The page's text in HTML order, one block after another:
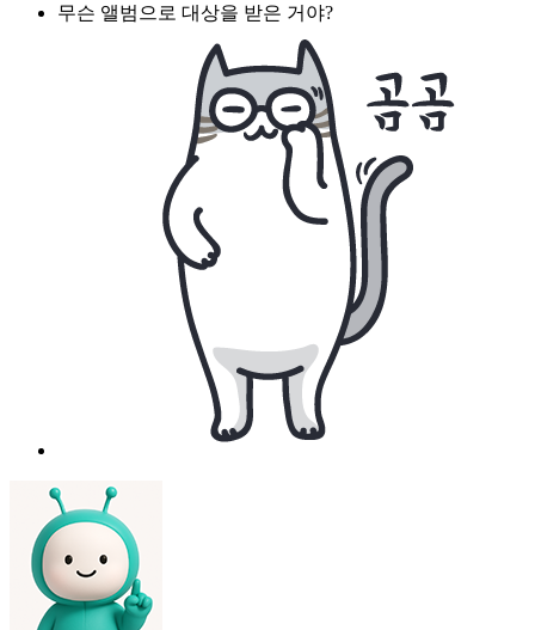
무슨 앨범으로 대상을 받은 거야?